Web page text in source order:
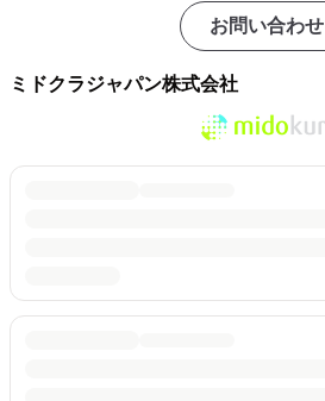
お問い合わせ
ミドクラジャパン株式会社